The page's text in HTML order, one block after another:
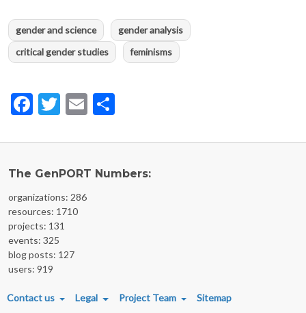
gender and science
gender analysis
critical gender studies
feminisms
Facebook
Twitter
Email
The GenPORT Numbers:
organizations: 286
resources: 1710
projects: 131
events: 325
blog posts: 127
users: 919
FOOTER MENU
Contact us Legal Project Team Sitemap